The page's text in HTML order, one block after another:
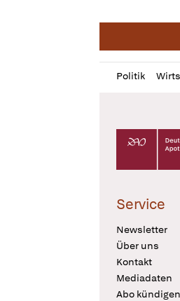
Politik
Profil
öffnen
Daz
Pur
Deutscher
Service
Newsletter
Über uns
Kontakt
Mediadaten
Abo kündigen